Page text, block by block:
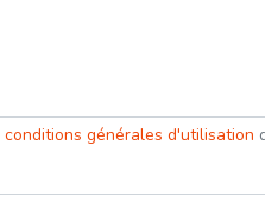
conditions générales d'utilisation